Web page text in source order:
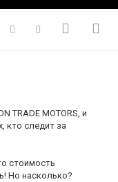
TRADE MOTORS, и
кто следит за
стоимость
Но насколько?